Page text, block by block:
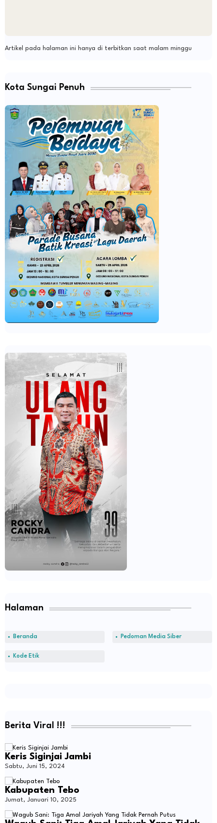
Artikel pada halaman ini hanya di terbitkan saat malam minggu
Kota Sungai Penuh
Halaman
Beranda Pedoman Media Siber
Kode Etik
Berita Viral !!!
Keris Siginjai Jambi
Sabtu, Juni 15, 2024
Kabupaten Tebo
Jumat, Januari 10, 2025